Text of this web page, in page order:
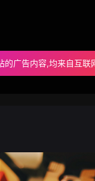
广告内容,均来自互联